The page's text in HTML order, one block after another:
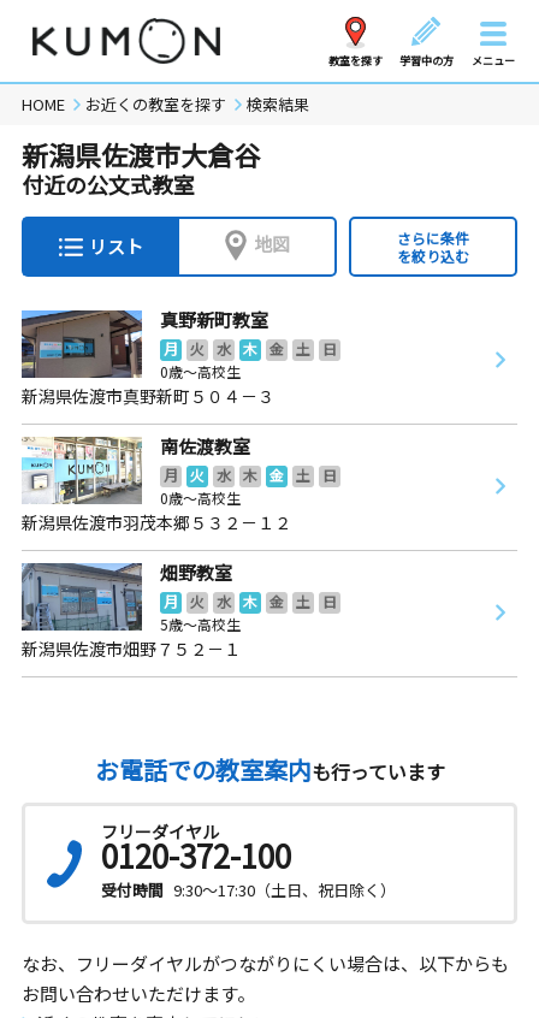
教室を探す 学習中の方 メニュー
HOME お近くの教室を探す 検索結果
新潟県佐渡市大倉谷
付近の公文式教室
リスト 地図
さらに条件
を絞り込む
真野新町教室
月 火 水 木 金 土
日
0歳～高校生
新潟県佐渡市真野新町５０４－３
南佐渡教室
月 火 水 木 金 土
日
0歳～高校生
新潟県佐渡市羽茂本郷５３２－１２
畑野教室
月 火 水 木 金 土
日
5歳～高校生
新潟県佐渡市畑野７５２－１
お電話での教室案内も行っています
フリーダイヤル
0120-372-100
受付時間 9:30～17:30（土日、祝日除く）
なお、フリーダイヤルがつながりにくい場合は、以下からも
お問い合わせいただけます。